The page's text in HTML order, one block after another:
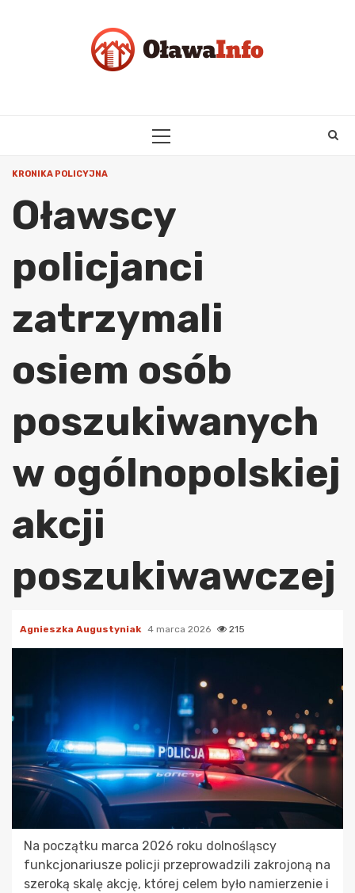
PRIMARY
KRONIKA POLICYJNA
Oławscy
policjanci
zatrzymali
osiem osób
poszukiwanych
w ogólnopolskiej
akcji
poszukiwawczej
Agnieszka Augustyniak 4 marca 2026 215
Na początku marca 2026 roku dolnośląscy
funkcjonariusze policji przeprowadzili zakrojoną na
szeroką skalę akcję, której celem było namierzenie i